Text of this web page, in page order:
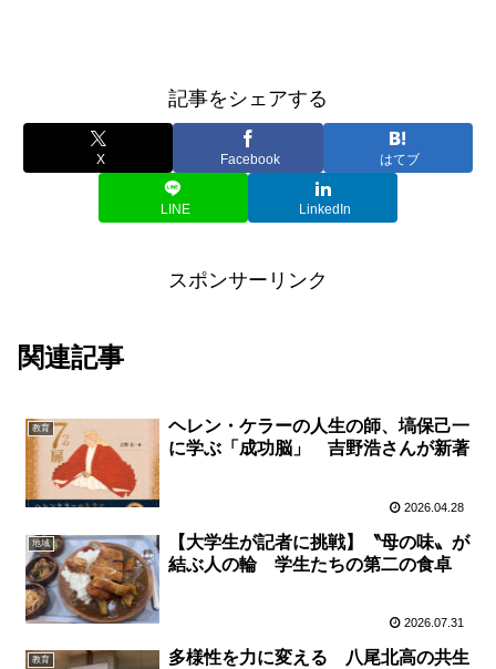
記事をシェアする
X Facebook はてブ
LINE LinkedIn
スポンサーリンク
関連記事
教育
ヘレン・ケラーの人生の師、塙保己一
に学ぶ「成功脳」 吉野浩さんが新著
2026.04.28
地域
【大学生が記者に挑戦】〝母の味〟が
結ぶ人の輪 学生たちの第二の食卓
2026.07.31
教育
多様性を力に変える 八尾北高の共生